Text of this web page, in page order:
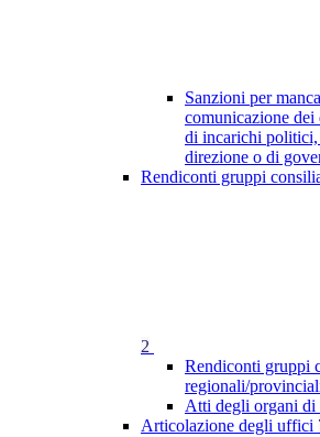
Sanzioni per
comunicazione dei
di incarichi
direzione o di
Rendiconti gruppi
2
Rendiconti gruppi
regionali/
Atti degli organi di
Articolazione degli uffici